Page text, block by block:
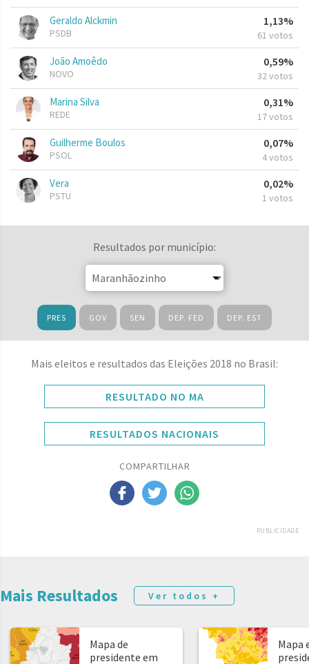
Geraldo Alckmin
PSDB
1,13%
61 votos
João Amoêdo
NOVO
0,59%
32 votos
Marina Silva
REDE
0,31%
17 votos
Guilherme Boulos
PSOL
0,07%
4 votos
Vera
PSTU
0,02%
1 votos
Resultados por município:
PRES GOV SEN DEP. FED DEP. EST
Mais eleitos e resultados das Eleições 2018 no Brasil:
RESULTADO NO MA
RESULTADOS NACIONAIS
COMPARTILHAR
PUBLICIDADE
Mais Resultados Ver todos +
Mapa de
presidente em
Mapa